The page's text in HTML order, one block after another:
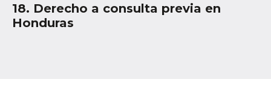
18. Derecho a consulta previa en
Honduras